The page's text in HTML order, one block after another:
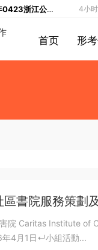
首页 形
區書院服務策劃
of Communily Educatlon 服務策劃及助人技巧 功
年4月1日↵小組活動...
浙江公务
）参考答案及
4小
庆市公务员考
）答案及解析
公务员多省联考
及参考答案
7小
半年教师资格
7小
1元奖励 9小
案（地市级）
黑龙江省申论
40分
1元奖励 1小
1元奖励